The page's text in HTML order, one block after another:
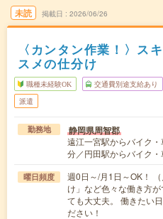
未読 掲載日 2026/06/26
〈カンタン作業！〉ス
スメの仕分け
職種未経験OK 交通費別途支給あり
派遣
勤務地 静岡県周智郡
遠江一宮駅からバイク
分／円田駅からバイク
曜日頻度
週0日～/月1日～OK！
け」など色々な働き方
ても大丈夫。 働きたい
ださい！